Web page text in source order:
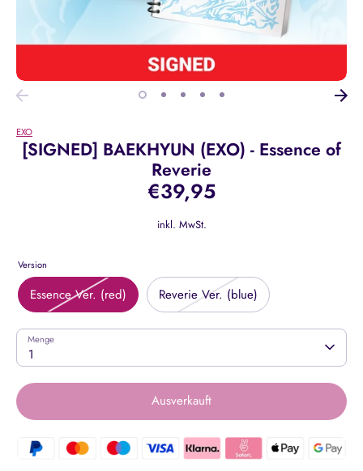
EXO
[SIGNED] BAEKHYUN (EXO) - Essence of
Reverie
€39,95
inkl. MwSt.
Version
Essence Ver. (red) Reverie Ver. (blue)
Menge
1
Ausverkauft